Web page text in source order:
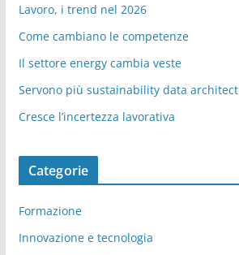
Lavoro, i trend nel 2026
Come cambiano le competenze
Il settore energy cambia veste
Servono più sustainability data architect
Cresce l’incertezza lavorativa
Categorie
Formazione
Innovazione e tecnologia